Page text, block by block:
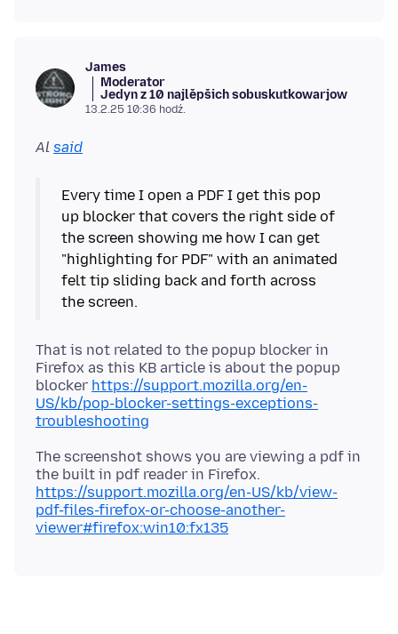
James
Moderator
Jedyn z 10 najlěpšich sobuskutkowarjow
13.2.25 10:36 hodź.
Al said
Every time I open a PDF I get this pop
up blocker that covers the right side of
the screen showing me how I can get
"highlighting for PDF" with an animated
felt tip sliding back and forth across
That is not related to the popup blocker in
Firefox as this KB article is about the popup
blocker https://support.mozilla.org/en-
US/kb/pop-blocker-settings-exceptions-
troubleshooting
The screenshot shows you are viewing a pdf in
https://support.mozilla.org/en-US/kb/view-
pdf-files-firefox-or-choose-another-
viewer#firefox:win10:fx135